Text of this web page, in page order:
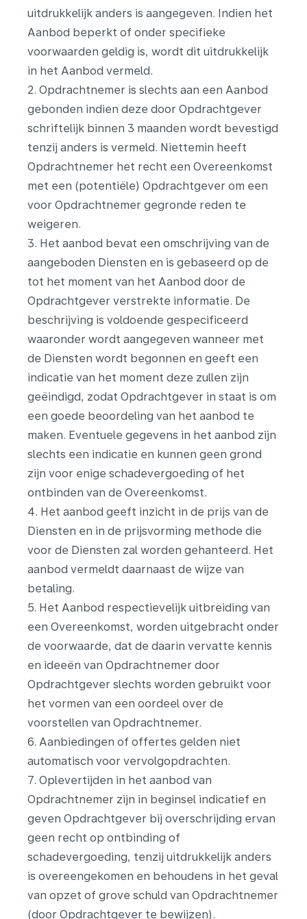
uitdrukkelijk anders is aangegeven. Indien het
Aanbod beperkt of onder specifieke
voorwaarden geldig is, wordt dit uitdrukkelijk
in het Aanbod vermeld.
2. Opdrachtnemer is slechts aan een Aanbod
gebonden indien deze door Opdrachtgever
schriftelijk binnen 3 maanden wordt bevestigd
tenzij anders is vermeld. Niettemin heeft
Opdrachtnemer het recht een Overeenkomst
met een (potentiële) Opdrachtgever om een
voor Opdrachtnemer gegronde reden te
weigeren.
3. Het aanbod bevat een omschrijving van de
aangeboden Diensten en is gebaseerd op de
tot het moment van het Aanbod door de
Opdrachtgever verstrekte informatie. De
beschrijving is voldoende gespecificeerd
waaronder wordt aangegeven wanneer met
de Diensten wordt begonnen en geeft een
indicatie van het moment deze zullen zijn
geëindigd, zodat Opdrachtgever in staat is om
een goede beoordeling van het aanbod te
maken. Eventuele gegevens in het aanbod zijn
slechts een indicatie en kunnen geen grond
zijn voor enige schadevergoeding of het
ontbinden van de Overeenkomst.
4. Het aanbod geeft inzicht in de prijs van de
Diensten en in de prijsvorming methode die
voor de Diensten zal worden gehanteerd. Het
aanbod vermeldt daarnaast de wijze van
betaling.
5. Het Aanbod respectievelijk uitbreiding van
een Overeenkomst, worden uitgebracht onder
de voorwaarde, dat de daarin vervatte kennis
en ideeën van Opdrachtnemer door
Opdrachtgever slechts worden gebruikt voor
het vormen van een oordeel over de
voorstellen van Opdrachtnemer.
6. Aanbiedingen of offertes gelden niet
automatisch voor vervolgopdrachten.
7. Oplevertijden in het aanbod van
Opdrachtnemer zijn in beginsel indicatief en
geven Opdrachtgever bij overschrijding ervan
geen recht op ontbinding of
schadevergoeding, tenzij uitdrukkelijk anders
is overeengekomen en behoudens in het geval
van opzet of grove schuld van Opdrachtnemer
(door Opdrachtgever te bewijzen).